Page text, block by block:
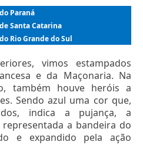
Paraná
Santa Catarina
Rio Grande do Sul
vimos estampados
e da Maçonaria. Na
também houve heróis a
Sendo azul uma cor que,
indica a pujança, a
a bandeira do
e expandido pela ação